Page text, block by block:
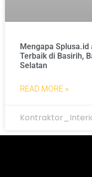
Mengapa
Terbaik di Basirih,
Selatan
READ MORE »